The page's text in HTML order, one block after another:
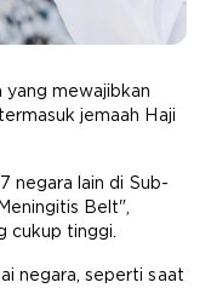
yang mewajibkan
jemaah Haji
negara lain di Sub-
Belt",
cukup tinggi.
negara, seperti saat